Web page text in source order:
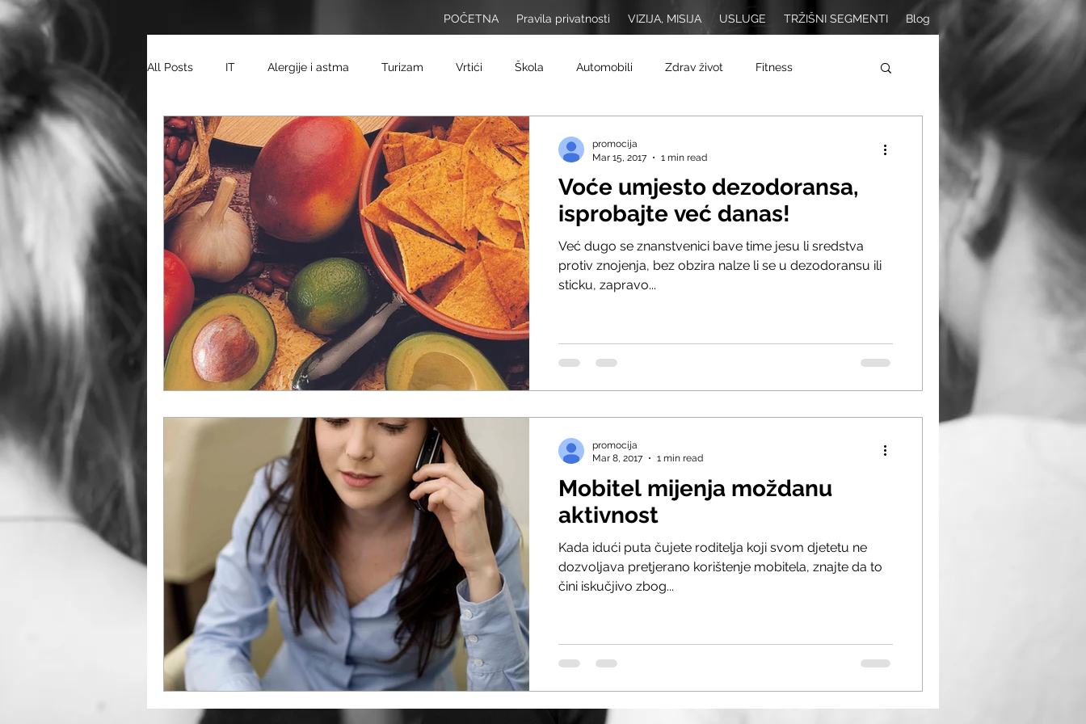
POČETNA Pravila privatnosti VIZIJA, MISIJA USLUGE TRŽIŠNI SEGMENTI Blog
All Posts IT Alergije i astma Turizam Vrtići Škola Automobili Zdrav život Fitness
wellness Dom i obitelj Putovanja Ekologija Lifestyle
Voće umjesto dezodoransa,
isprobajte već danas!
Već dugo se znanstvenici bave time jesu li sredstva
protiv znojenja, bez obzira nalze li se u dezodoransu ili
sticku, zapravo...
promocija
Mar 15, 2017
1 min read
Mobitel mijenja moždanu
aktivnost
Kada idući puta čujete roditelja koji svom djetetu ne
dozvoljava pretjerano korištenje mobitela, znajte da to
čini iskučjivo zbog...
promocija
Mar 8, 2017
1 min read